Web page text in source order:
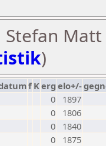
Stefan Matt
)
f Kerg elo+/-
0
1897
0
1806
0
1840
0
1875